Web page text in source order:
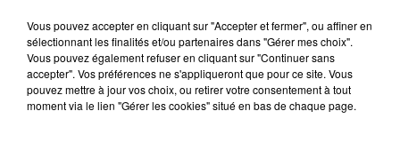
Destination Vacances : inscrivez-
vous !
Vous pouvez accepter en cliquant sur "Accepter et fermer", ou affiner en
sélectionnant les finalités et/ou partenaires dans "Gérer mes choix".
Vous pouvez également refuser en cliquant sur "Continuer sans
accepter". Vos préférences ne s'appliqueront que pour ce site. Vous
pouvez mettre à jour vos choix, ou retirer votre consentement à tout
moment via le lien "Gérer les cookies" situé en bas de chaque page.